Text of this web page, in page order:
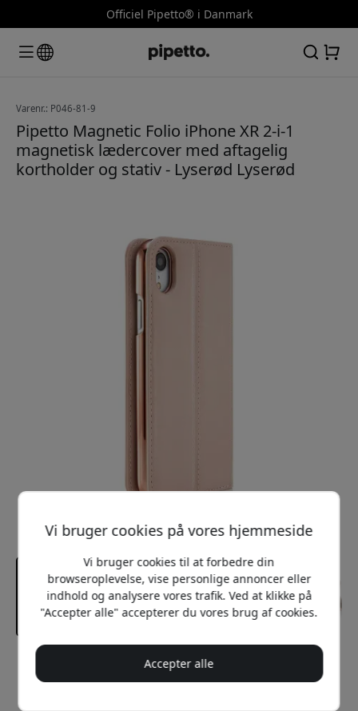
Officiel Pipetto® i Danmark
Varenr.: P046-81-9
Pipetto Magnetic Folio iPhone XR 2-i-1
magnetisk lædercover med aftagelig
kortholder og stativ - Lyserød Lyserød
Anbefalet pris
229 DKK
Vi bruger cookies på vores hjemmeside
Vi bruger cookies til at forbedre din
browseroplevelse, vise personlige annoncer eller
indhold og analysere vores trafik. Ved at klikke på
"Accepter alle" accepterer du vores brug af cookies.
Accepter alle